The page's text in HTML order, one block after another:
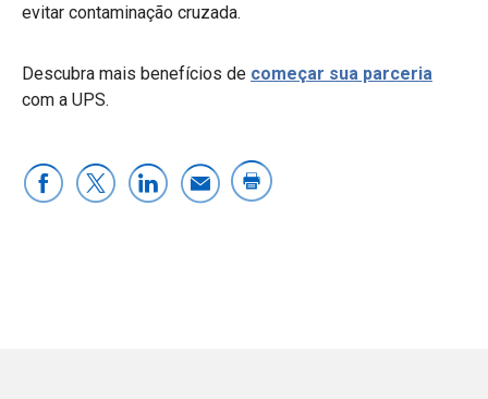
evitar contaminação cruzada.
Descubra mais benefícios de começar sua parceria
com a UPS.